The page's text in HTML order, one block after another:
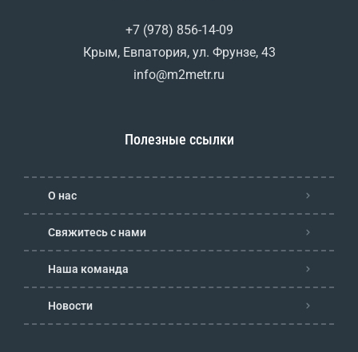
+7 (978) 856-14-09
Крым, Евпатория, ул. Фрунзе, 43
info@m2metr.ru
Полезные ссылки
О нас
Свяжитесь с нами
Наша команда
Новости